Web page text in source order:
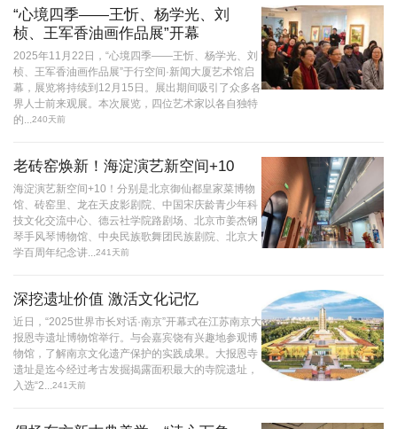
“心境四季——王忻、杨学光、刘
桢、王军香油画作品展”开幕
2025年11月22日，“心境四季——王忻、杨学光、刘
桢、王军香油画作品展”于行空间·新闻大厦艺术馆启
幕，展览将持续到12月15日。展出期间吸引了众多各
界人士前来观展。本次展览，四位艺术家以各自独特
的...
240天前
老砖窑焕新！海淀演艺新空间+10
海淀演艺新空间+10！分别是北京御仙都皇家菜博物
馆、砖窑里、龙在天皮影剧院、中国宋庆龄青少年科
技文化交流中心、德云社学院路剧场、北京市姜杰钢
琴手风琴博物馆、中央民族歌舞团民族剧院、北京大
学百周年纪念讲...
241天前
深挖遗址价值 激活文化记忆
近日，“2025世界市长对话·南京”开幕式在江苏南京大
报恩寺遗址博物馆举行。与会嘉宾饶有兴趣地参观博
物馆，了解南京文化遗产保护的实践成果。大报恩寺
遗址是迄今经过考古发掘揭露面积最大的寺院遗址，
入选“2...
241天前